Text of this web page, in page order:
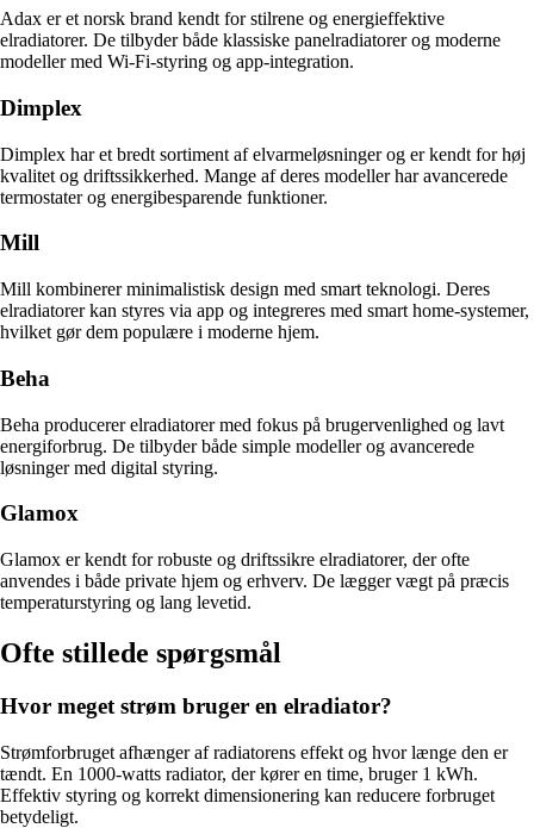
Adax er et norsk brand kendt for stilrene og energieffektive
elradiatorer. De tilbyder både klassiske panelradiatorer og moderne
modeller med Wi-Fi-styring og app-integration.
Dimplex
Dimplex har et bredt sortiment af elvarmeløsninger og er kendt for høj
kvalitet og driftssikkerhed. Mange af deres modeller har avancerede
termostater og energibesparende funktioner.
Mill
Mill kombinerer minimalistisk design med smart teknologi. Deres
elradiatorer kan styres via app og integreres med smart home-systemer,
hvilket gør dem populære i moderne hjem.
Beha
Beha producerer elradiatorer med fokus på brugervenlighed og lavt
energiforbrug. De tilbyder både simple modeller og avancerede
løsninger med digital styring.
Glamox
Glamox er kendt for robuste og driftssikre elradiatorer, der ofte
anvendes i både private hjem og erhverv. De lægger vægt på præcis
temperaturstyring og lang levetid.
Ofte stillede spørgsmål
Hvor meget strøm bruger en elradiator?
Strømforbruget afhænger af radiatorens effekt og hvor længe den er
tændt. En 1000-watts radiator, der kører en time, bruger 1 kWh.
Effektiv styring og korrekt dimensionering kan reducere forbruget
betydeligt.